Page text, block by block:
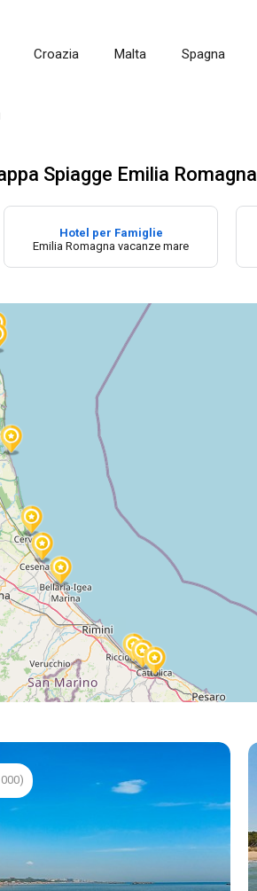
Croazia Malta Spagna
Spiagge Emilia Romagna
Hotel per Famiglie
Emilia Romagna vacanze mare